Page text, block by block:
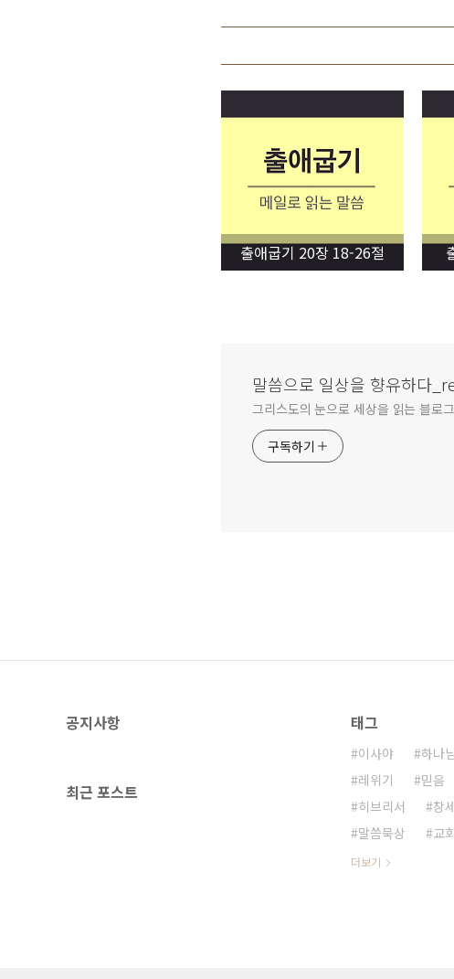
출애굽기 20장 18-26절
말씀으로 일상을 향유하다
그리스도의 눈으로 세상을 읽는 블
구독하기
공지사항
최근 포스트
태그
이사야 하나님
레위기
믿음
히브리서
창
말씀묵상
교회
더보기